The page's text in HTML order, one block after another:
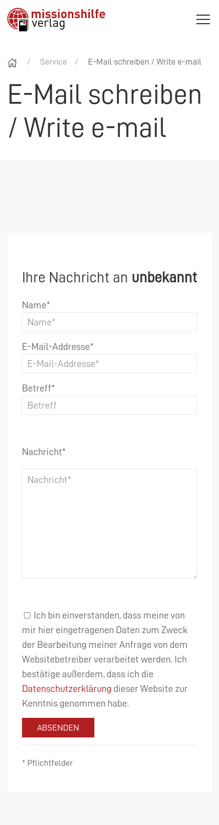
Service E-Mail schreiben / Write e-mail
E-Mail schreiben
/ Write e-mail
Ihre Nachricht an unbekannt
Name*
E-Mail-Addresse*
Betreff*
Nachricht*
Ich bin einverstanden, dass meine von
mir hier eingetragenen Daten zum Zweck
der Bearbeitung meiner Anfrage von dem
Websitebetreiber verarbeitet werden. Ich
bestätige außerdem, dass ich die
Datenschutzerklärung dieser Website zur
Kenntnis genommen habe.
ABSENDEN
* Pflichtfelder